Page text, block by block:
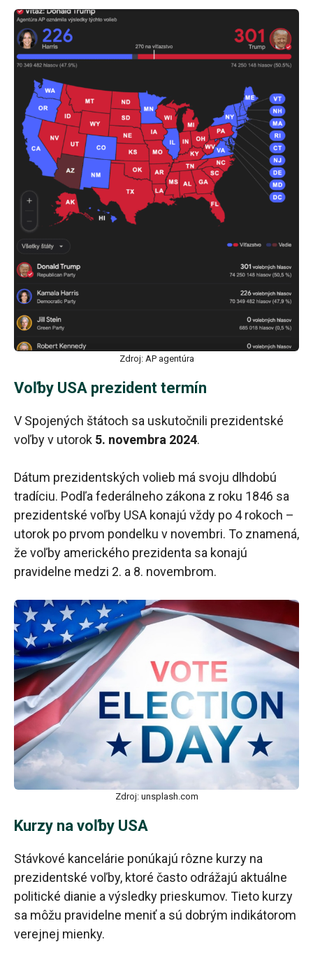
Zdroj: AP agentúra
Voľby USA prezident termín
V Spojených štátoch sa uskutočnili prezidentské
voľby v utorok 5. novembra 2024.
Dátum prezidentských volieb má svoju dlhdobú
tradíciu. Podľa federálneho zákona z roku 1846 sa
prezidentské voľby USA konajú vždy po 4 rokoch –
utorok po prvom pondelku v novembri. To znamená,
že voľby amerického prezidenta sa konajú
pravidelne medzi 2. a 8. novembrom.
Zdroj: unsplash.com
Kurzy na voľby USA
Stávkové kancelárie ponúkajú rôzne kurzy na
prezidentské voľby, ktoré často odrážajú aktuálne
politické dianie a výsledky prieskumov. Tieto kurzy
sa môžu pravidelne meniť a sú dobrým indikátorom
verejnej mienky.